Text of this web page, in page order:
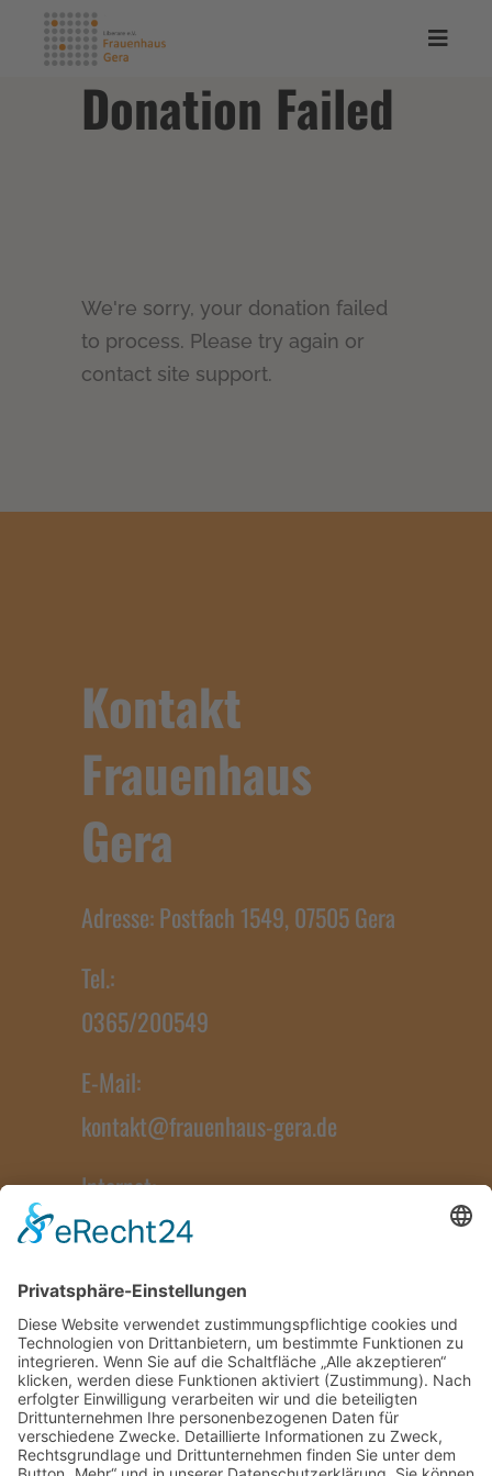
Donation Failed
We're sorry, your donation failed
to process. Please try again or
contact site support.
Kontakt
Frauenhaus
Gera
Adresse: Postfach 1549, 07505 Gera
Tel.:
0365/200549
E-Mail:
kontakt@frauenhaus-gera.de
Internet:
www.frauenhaus-gera.de
Impressum
Datenschutz